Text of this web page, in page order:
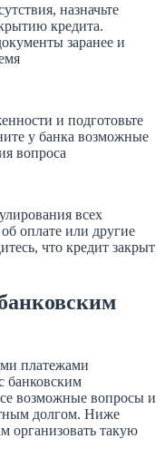
назначьте
кредита.
заранее и
и подготовьте
у банка возможные
вопроса
всех
оплате или другие
что кредит закрыт
платежами
банковским
возможные вопросы и
долгом. Ниже
организовать такую